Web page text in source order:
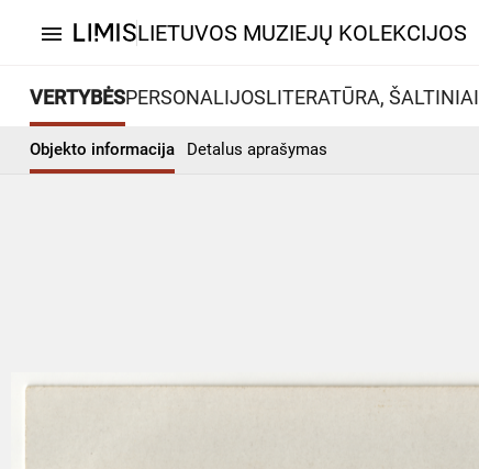
menu LIETUVOS MUZIEJŲ KOLEKCIJOS
VERTYBĖSPERSONALIJOSLITERATŪRA, ŠALTINIAI
Objekto informacija Detalus aprašymas